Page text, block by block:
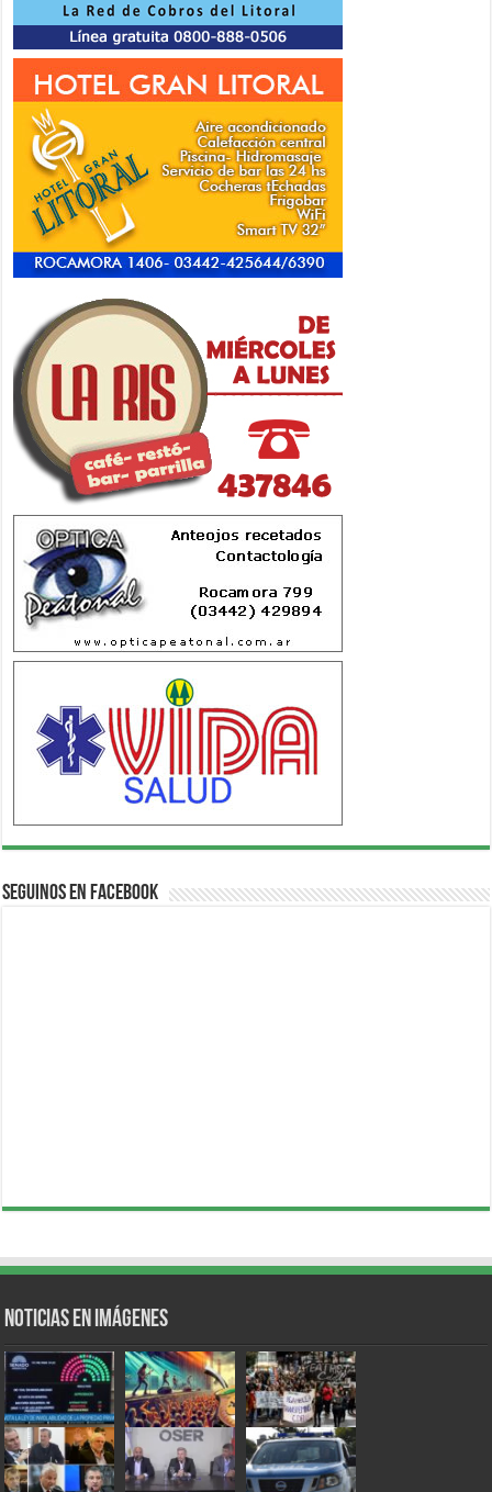
Seguinos en Facebook
Noticias en Imágenes